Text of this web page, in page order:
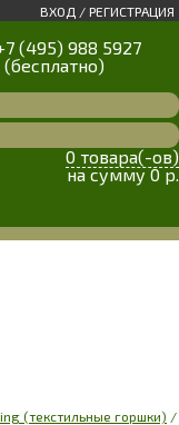
ВХОД /РЕГИСТРАЦИЯ
(495) 988 5927
0 товара(-ов)
на сумму 0 р.
(текстильные горшки) /